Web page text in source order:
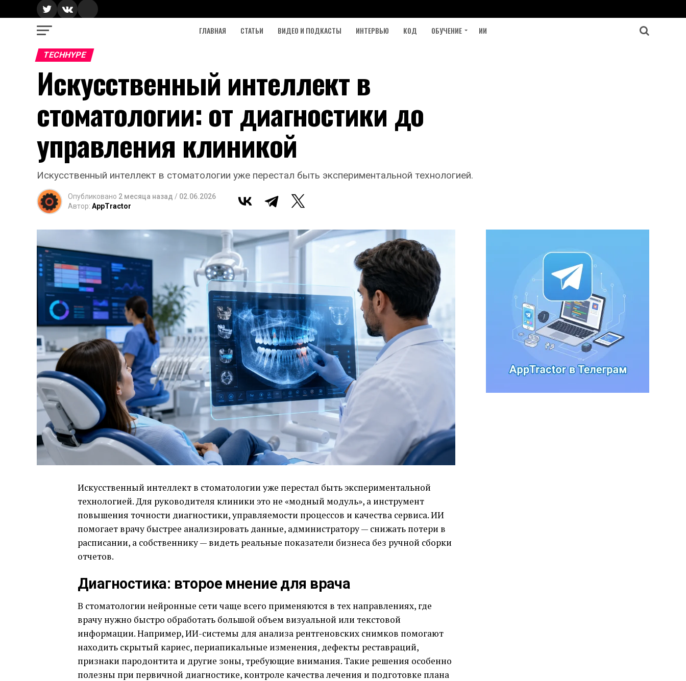
ГЛАВНАЯ СТАТЬИ ВИДЕО И ПОДКАСТЫ ИНТЕРВЬЮ КОД ОБУЧЕНИЕ ИИ
TECHHYPE
Искусственный интеллект в
стоматологии: от диагностики до
управления клиникой
Искусственный интеллект в стоматологии уже перестал быть экспериментальной технологией.
Опубликовано 2 месяца назад / 02.06.2026
Автор: AppTractor
Искусственный интеллект в стоматологии уже перестал быть экспериментальной
технологией. Для руководителя клиники это не «модный модуль», а инструмент
повышения точности диагностики, управляемости процессов и качества сервиса. ИИ
помогает врачу быстрее анализировать данные, администратору — снижать потери в
расписании, а собственнику — видеть реальные показатели бизнеса без ручной сборки
отчетов.
Диагностика: второе мнение для врача
В стоматологии нейронные сети чаще всего применяются в тех направлениях, где
врачу нужно быстро обработать большой объем визуальной или текстовой
информации. Например, ИИ-системы для анализа рентгеновских снимков помогают
находить скрытый кариес, периапикальные изменения, дефекты реставраций,
признаки пародонтита и другие зоны, требующие внимания. Такие решения особенно
полезны при первичной диагностике, контроле качества лечения и подготовке плана